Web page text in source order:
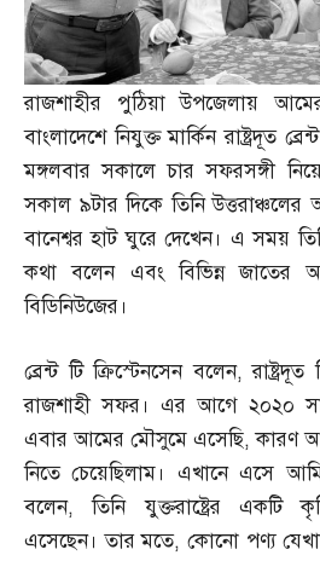
রাজশাহীর পুঠিয়া উপজেলায়
বাংলাদেশে নিযুক্ত মার্কিন রাষ্ট্রদূত
মঙ্গলবার সকালে চার সফরসঙ্গী
সকাল ৯টার দিকে তিনি
বানেশ্বর হাট ঘুরে দেখেন। এ সময়
কথা বলেন এবং বিভিন্ন জাতের
বিডিনিউজের।
ব্রেন্ট টি ক্রিস্টেনসেন বলেন,
রাজশাহী সফর। এর আগে ২০২০
এবার আমের মৌসুমে এসেছি,কারণ
নিতে চেয়েছিলাম। এখানে এসে
বলেন,তিনি যুক্তরাষ্ট্রের একটি
এসেছেন। তার মতে, কোনো পণ্য